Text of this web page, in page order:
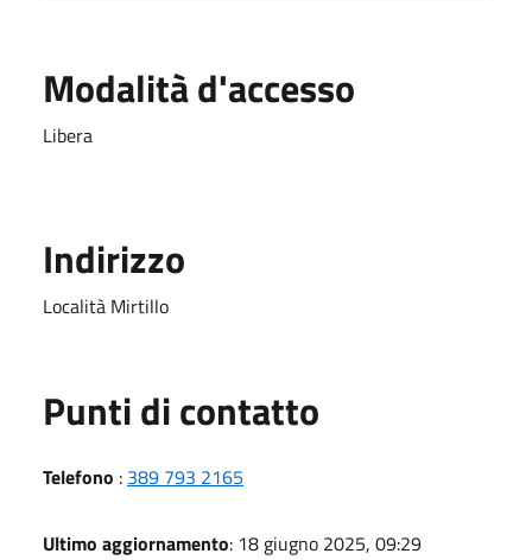
Modalità d'accesso
Libera
Indirizzo
Località Mirtillo
Punti di contatto
Telefono : 389 793 2165
Ultimo aggiornamento: 18 giugno 2025, 09:29